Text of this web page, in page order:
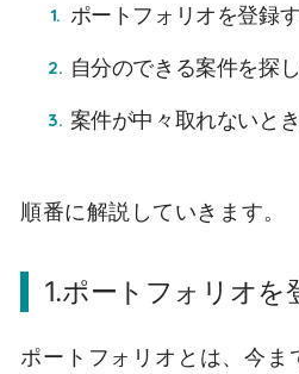
ポートフォリオを登録
自分のできる案件を探
案件が中々取れないと
順番に解説していきます。
1.ポートフォリオを
ポートフォリオとは、今ま